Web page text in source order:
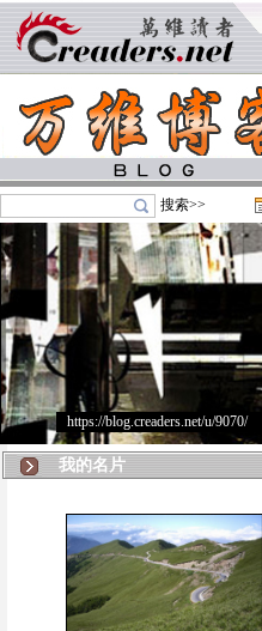
搜索>>
https://blog.creaders.net/u/9070/>
我的名片